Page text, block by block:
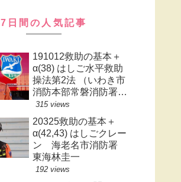
7日間の人気記事
191012救助の基本＋
α(38) はしご水平救助
操法第2法 （いわき市
消防本部常磐消防署警
防第二係 阿部 徹）
315 views
20325救助の基本＋
α(42,43) はしごクレー
ン 海老名市消防署
東海林圭一
192 views